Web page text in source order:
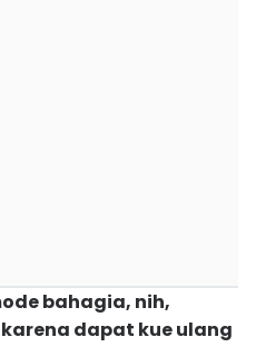
bahagia, nih,
dapat kue ulang